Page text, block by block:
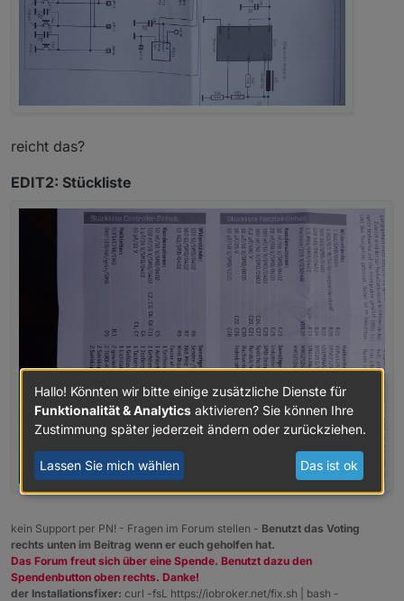
reicht das?
EDIT2: Stückliste
kein Support per PN! - Fragen im Forum stellen - Benutzt das Voting
rechts unten im Beitrag wenn er euch geholfen hat.
Das Forum freut sich über eine Spende. Benutzt dazu den
Spendenbutton oben rechts. Danke!
der Installationsfixer: curl -fsL https://iobroker.net/fix.sh | bash -
Hallo! Könnten wir bitte einige zusätzliche Dienste für
Funktionalität & Analytics aktivieren? Sie können Ihre
Zustimmung später jederzeit ändern oder zurückziehen.
Lassen Sie mich wählen Das ist ok